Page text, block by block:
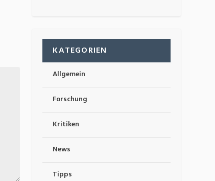
KATEGORIEN
Allgemein
Forschung
Kritiken
News
Tipps